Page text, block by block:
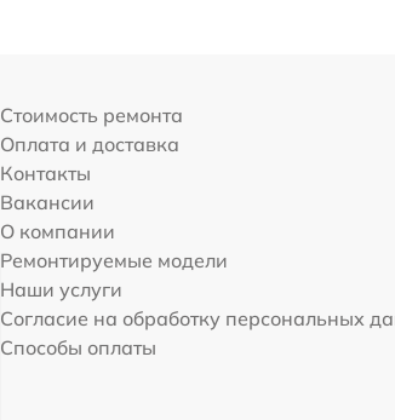
Стоимость ремонта
Оплата и доставка
Контакты
Вакансии
О компании
Ремонтируемые модели
Наши услуги
Согласие на обработку персональных
Способы оплаты